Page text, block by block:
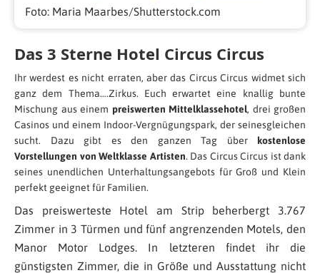
Foto: Maria Maarbes/Shutterstock.com
Das 3 Sterne Hotel Circus Circus
Ihr werdest es nicht erraten, aber das Circus Circus widmet sich
ganz dem Thema….Zirkus. Euch erwartet eine knallig bunte
Mischung aus einem preiswerten Mittelklassehotel, drei großen
Casinos und einem Indoor-Vergnügungspark, der seinesgleichen
sucht. Dazu gibt es den ganzen Tag über kostenlose
Vorstellungen von Weltklasse Artisten. Das Circus Circus ist dank
seines unendlichen Unterhaltungsangebots für Groß und Klein
perfekt geeignet für Familien.
Das preiswerteste Hotel am Strip beherbergt 3.767
Zimmer in 3 Türmen und fünf angrenzenden Motels, den
Manor Motor Lodges. In letzteren findet ihr die
günstigsten Zimmer, die in Größe und Ausstattung nicht